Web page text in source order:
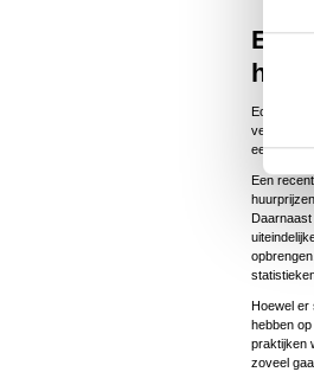
s
m
m
i
n
g
s
e
l
een
Een
Hoewel er
hebben
praktijken
zoveel